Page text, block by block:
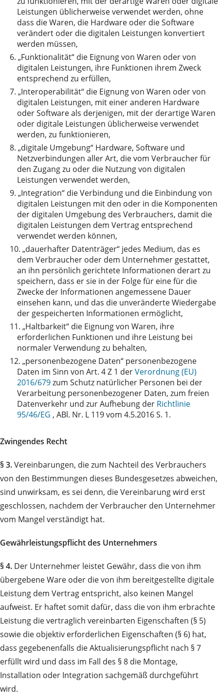
Leistungen üblicherweise verwendet werden, ohne
dass die Waren, die Hardware oder die Software
verändert oder die digitalen Leistungen konvertiert
werden müssen,
6. „Funktionalität“ die Eignung von Waren oder von
digitalen Leistungen, ihre Funktionen ihrem Zweck
entsprechend zu erfüllen,
7. „Interoperabilität“ die Eignung von Waren oder von
digitalen Leistungen, mit einer anderen Hardware
oder Software als derjenigen, mit der derartige Waren
oder digitale Leistungen üblicherweise verwendet
werden, zu funktionieren,
8. „digitale Umgebung“ Hardware, Software und
Netzverbindungen aller Art, die vom Verbraucher für
den Zugang zu oder die Nutzung von digitalen
Leistungen verwendet werden,
9. „Integration“ die Verbindung und die Einbindung von
digitalen Leistungen mit den oder in die Komponenten
der digitalen Umgebung des Verbrauchers, damit die
digitalen Leistungen dem Vertrag entsprechend
verwendet werden können,
10. „dauerhafter Datenträger“ jedes Medium, das es
dem Verbraucher oder dem Unternehmer gestattet,
an ihn persönlich gerichtete Informationen derart zu
speichern, dass er sie in der Folge für eine für die
Zwecke der Informationen angemessene Dauer
einsehen kann, und das die unveränderte Wiedergabe
der gespeicherten Informationen ermöglicht,
11. „Haltbarkeit“ die Eignung von Waren, ihre
erforderlichen Funktionen und ihre Leistung bei
normaler Verwendung zu behalten,
12. „personenbezogene Daten“ personenbezogene
Daten im Sinn von Art. 4 Z 1 derVerordnung (EU)
2016/679zum Schutz natürlicher Personen bei der
Verarbeitung personenbezogener Daten, zum freien
Datenverkehr und zur Aufhebung der Richtlinie
95/46/EG , ABl. Nr. L 119 vom 4.5.2016 S. 1.
Zwingendes Recht
§ 3.Vereinbarungen, die zum Nachteil des Verbrauchers
von den Bestimmungen dieses Bundesgesetzes abweichen,
sind unwirksam, es sei denn, die Vereinbarung wird erst
geschlossen, nachdem der Verbraucher den Unternehmer
vom Mangel verständigt hat.
Gewährleistungspflicht des Unternehmers
§ 4. Der Unternehmer leistet Gewähr, dass die von ihm
übergebene Ware oder die von ihm bereitgestellte digitale
Leistung dem Vertrag entspricht, also keinen Mangel
aufweist. Er haftet somit dafür, dass die von ihm erbrachte
Leistung die vertraglich vereinbarten Eigenschaften (§ 5)
sowie die objektiv erforderlichen Eigenschaften (§ 6) hat,
dass gegebenenfalls die Aktualisierungspflicht nach § 7
erfüllt wird und dass im Fall des § 8 die Montage,
Installation oder Integration sachgemäß durchgeführt
wird.